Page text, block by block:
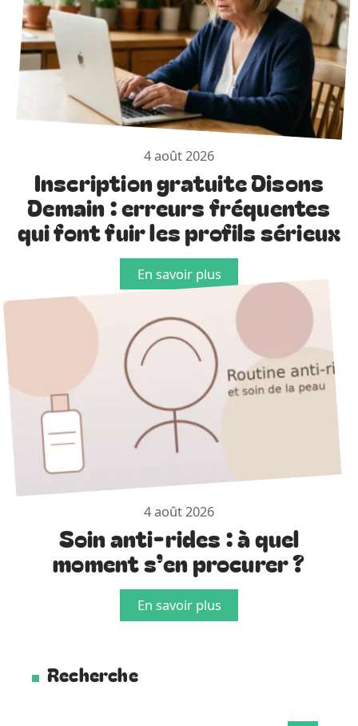
4 août 2026
Inscription gratuite Disons
Demain : erreurs fréquentes
qui font fuir les profils sérieux
En savoir plus
4 août 2026
Soin anti-rides : à quel
moment s’en procurer ?
En savoir plus
Recherche